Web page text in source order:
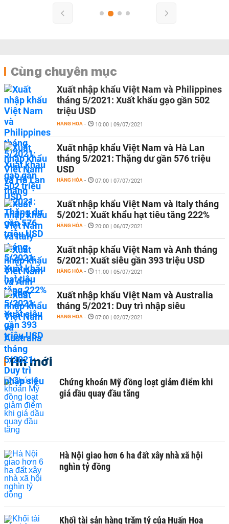
Cùng chuyên mục
Xuất nhập khẩu Việt Nam và Philippines
tháng 5/2021: Xuất khẩu gạo gần 502
triệu USD
HÀNG HÓA - 10:00 | 09/07/2021
Xuất nhập khẩu Việt Nam và Hà Lan
tháng 5/2021: Thặng dư gần 576 triệu
USD
HÀNG HÓA - 07:00 | 07/07/2021
Xuất nhập khẩu Việt Nam và Italy tháng
5/2021: Xuất khẩu hạt tiêu tăng 222%
HÀNG HÓA - 20:00 | 06/07/2021
Xuất nhập khẩu Việt Nam và Anh tháng
5/2021: Xuất siêu gần 393 triệu USD
HÀNG HÓA - 11:00 | 05/07/2021
Xuất nhập khẩu Việt Nam và Australia
tháng 5/2021: Duy trì nhập siêu
HÀNG HÓA - 07:00 | 02/07/2021
Tin mới
Chứng khoán Mỹ đồng loạt giảm điểm khi
giá dầu quay đầu tăng
Hà Nội giao hơn 6 ha đất xây nhà xã hội
nghìn tỷ đồng
Khối tài sản hàng trăm tỷ của Huấn Hoa